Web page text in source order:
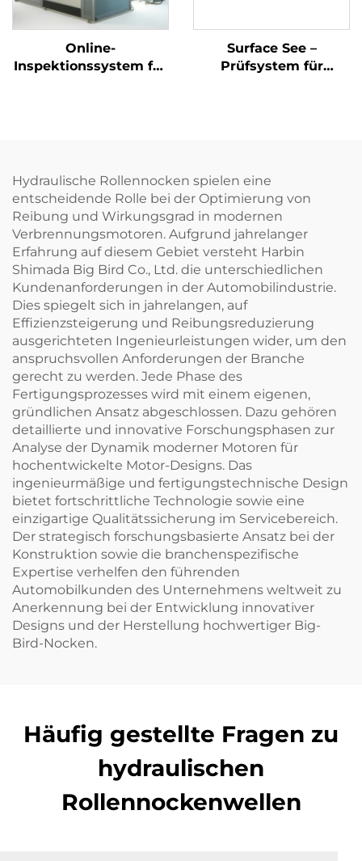
Online-
Inspektionssystem für
Surface See –
Prüfsystem für
Hydraulische Rollennocken spielen eine
entscheidende Rolle bei der Optimierung von
Reibung und Wirkungsgrad in modernen
Verbrennungsmotoren. Aufgrund jahrelanger
Erfahrung auf diesem Gebiet versteht Harbin
Shimada Big Bird Co., Ltd. die unterschiedlichen
Kundenanforderungen in der Automobilindustrie.
Dies spiegelt sich in jahrelangen, auf
Effizienzsteigerung und Reibungsreduzierung
ausgerichteten Ingenieurleistungen wider, um den
anspruchsvollen Anforderungen der Branche
gerecht zu werden. Jede Phase des
Fertigungsprozesses wird mit einem eigenen,
gründlichen Ansatz abgeschlossen. Dazu gehören
detaillierte und innovative Forschungsphasen zur
Analyse der Dynamik moderner Motoren für
hochentwickelte Motor-Designs. Das
ingenieurmäßige und fertigungstechnische Design
bietet fortschrittliche Technologie sowie eine
einzigartige Qualitätssicherung im Servicebereich.
Der strategisch forschungsbasierte Ansatz bei der
Konstruktion sowie die branchenspezifische
Expertise verhelfen den führenden
Automobilkunden des Unternehmens weltweit zu
Anerkennung bei der Entwicklung innovativer
Designs und der Herstellung hochwertiger Big-
Bird-Nocken.
Häufig gestellte Fragen zu
hydraulischen
Rollennockenwellen